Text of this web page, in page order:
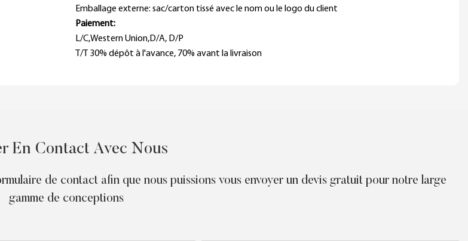
Emballage externe: sac/carton tissé avec le nom ou le logo du client
Paiement:
L/C,Western Union,D/A, D/P
T/T 30% dépôt à l'avance, 70% avant la livraison
En Contact Avec Nous
de contact afin que nous puissions vous envoyer un devis gratuit pour notre large
gamme de conceptions